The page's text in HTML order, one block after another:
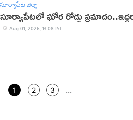
సూర్యాపేట జిల్లా
సూర్యాపేటలో ఘోర రోడ్డు
Aug 01, 2026, 13:08 IST
1 2 3 ...